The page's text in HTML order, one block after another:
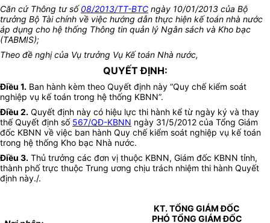
Căn cứ Thông tư số08/2013/TT-BTC ngày 10/01/2013 của Bộ
trưởng Bộ Tài chính về việc hướng dẫn thực hiện kế toán nhà nước
áp dụng cho hệ thống Thông tin quản lý Ngân sách và Kho bạc
(TABMIS);
Theo đề nghị của Vụ trưởng Vụ Kế toán Nhà nước,
QUYẾT ĐỊNH:
Điều 1. Ban hành kèm theo Quyết định này “Quy chế kiểm soát
nghiệp vụ kế toán trong hệ thống KBNN”.
Điều 2. Quyết định này có hiệu lực thi hành kể từ ngày ký và thay
thế Quyết định số 567/QĐ-KBNN ngày 31/5/2012 của Tổng Giám
đốc KBNN về việc ban hành Quy chế kiểm soát nghiệp vụ kế toán
trong hệ thống Kho bạc Nhà nước.
Điều 3. Thủ trưởng các đơn vị thuộc KBNN, Giám đốc KBNN tỉnh,
thành phố trực thuộc Trung ương chịu trách nhiệm thi hành Quyết
định này./.
KT. TỔNG GIÁM ĐỐC
PHÓ TỔNG GIÁM ĐỐC